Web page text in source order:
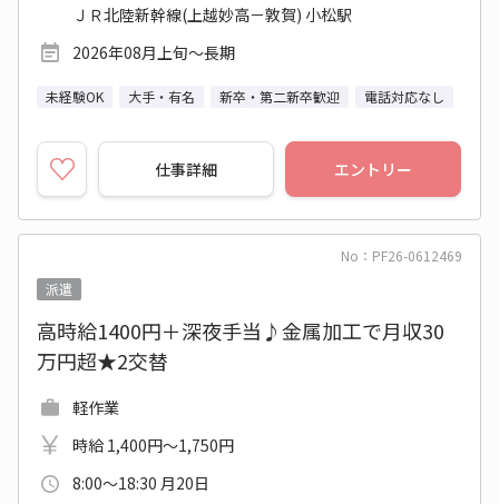
ＪＲ北陸新幹線(上越妙高－敦賀) 小松駅
2026年08月上旬～長期
未経験OK 大手・有名 新卒・第二新卒歓迎 電話対応なし
仕事詳細 エントリー
No：PF26-0612469
派遣
高時給1400円＋深夜手当♪金属加工で月収30
万円超★2交替
軽作業
時給 1,400円～1,750円
8:00～18:30 月20日